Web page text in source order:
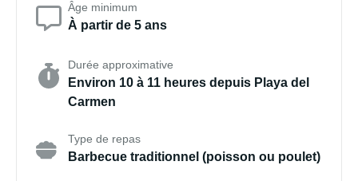
Âge minimum
À partir de 5 ans
Durée approximative
Environ 10 à 11 heures depuis Playa del
Carmen
Type de repas
Barbecue traditionnel (poisson ou poulet)